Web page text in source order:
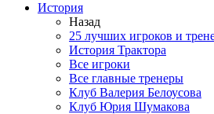
История
Назад
25 лучших игроков и
История Трактора
Все игроки
Все главные тренеры
Клуб Валерия Белоусова
Клуб Юрия Шумакова